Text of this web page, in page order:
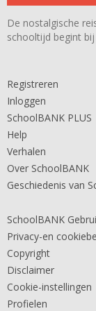
De nostalgische
schooltijd begint
Registreren
Inloggen
SchoolBANK PLUS
Help
Verhalen
Over SchoolBANK
Geschiedenis van
SchoolBANK
Privacy-en
Copyright
Disclaimer
Cookie-instellingen
Profielen